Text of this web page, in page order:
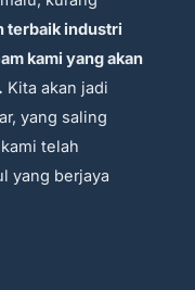
terbaik industri
kami yang akan
Kita akan jadi
yang saling
telah
yang berjaya